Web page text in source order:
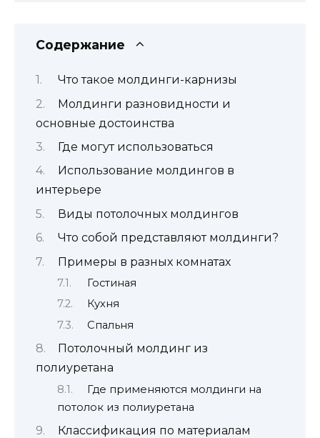
Содержание
Что такое молдинги-карнизы
Молдинги разновидности и
основные достоинства
Где могут использоваться
Использование молдингов в
интерьере
Виды потолочных молдингов
Что собой представляют молдинги?
Примеры в разных комнатах
Гостиная
Кухня
Спальня
Потолочный молдинг из
полиуретана
Где применяются молдинги на
потолок из полиуретана
Классификация по материалам